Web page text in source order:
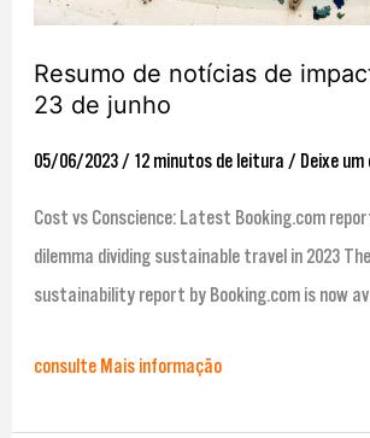
Resumo de notícias de
23 de junho
05/06/2023 / 12 minutos de leitura / Deixe
Cost vs Conscience: Latest Booking.com
dilemma dividing sustainable travel in 2023
sustainability report by Booking.com is now
de
junho
consulte Mais informação